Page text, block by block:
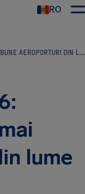
RO
AIRHELP SCORE 2026: ACESTEA SUNT CELE MAI BUNE AEROPORTURI DIN LUME
lume